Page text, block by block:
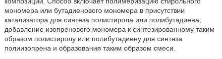
мономера или бутадиенового мономера в присутствии
катализатора для синтеза полистирола или полибутадиена;
добавление изопренового мономера к синтезированному таким
образом полистиролу или полибутадиену для синтеза
полиизопрена и образования таким образом смеси.